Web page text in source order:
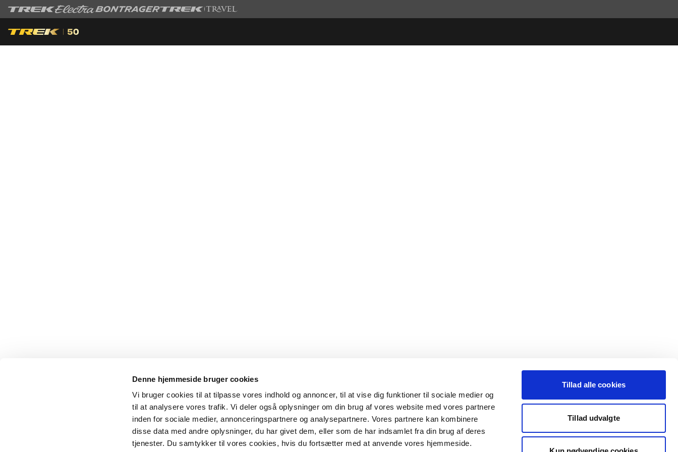
Denne hjemmeside bruger cookies
Vi bruger cookies til at tilpasse vores indhold og annoncer, til at vise dig funktioner til sociale medier og
til at analysere vores trafik. Vi deler også oplysninger om din brug af vores website med vores partnere
inden for sociale medier, annonceringspartnere og analysepartnere. Vores partnere kan kombinere
disse data med andre oplysninger, du har givet dem, eller som de har indsamlet fra din brug af deres
tjenester. Du samtykker til vores cookies, hvis du fortsætter med at anvende vores hjemmeside.
Tillad alle cookies
Tillad udvalgte